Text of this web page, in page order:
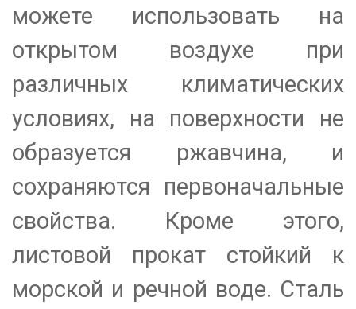
можете использовать на
открытом воздухе при
различных климатических
условиях, на поверхности не
образуется ржавчина, и
сохраняются первоначальные
свойства. Кроме этого,
листовой прокат стойкий к
морской и речной воде. Сталь